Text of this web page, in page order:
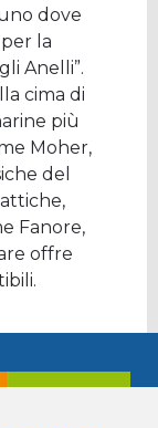
dove
la
Anelli”.
cima di
più
Moher,
del
Fanore,
offre